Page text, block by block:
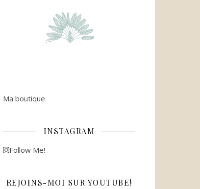
Ma boutique
INSTAGRAM
Follow Me!
REJOINS-MOI SUR YOUTUBE!